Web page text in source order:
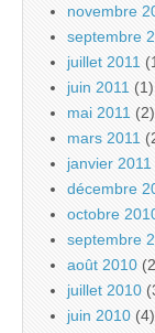
novembre
septembre
juillet 2011
juin 2011 (1)
mai 2011 (2)
mars 2011
janvier 2011
décembre
octobre
septembre
août 2010
juillet 2010
juin 2010 (4)